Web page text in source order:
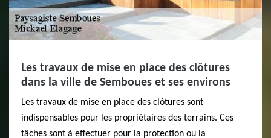
Les travaux de mise en place des clôtures
dans la ville de Semboues et ses environs
Les travaux de mise en place des clôtures sont
indispensables pour les propriétaires des terrains. Ces
tâches sont à effectuer pour la protection ou la